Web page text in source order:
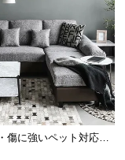
傷に強いペット対応生
ウト自由 3人掛けカウ